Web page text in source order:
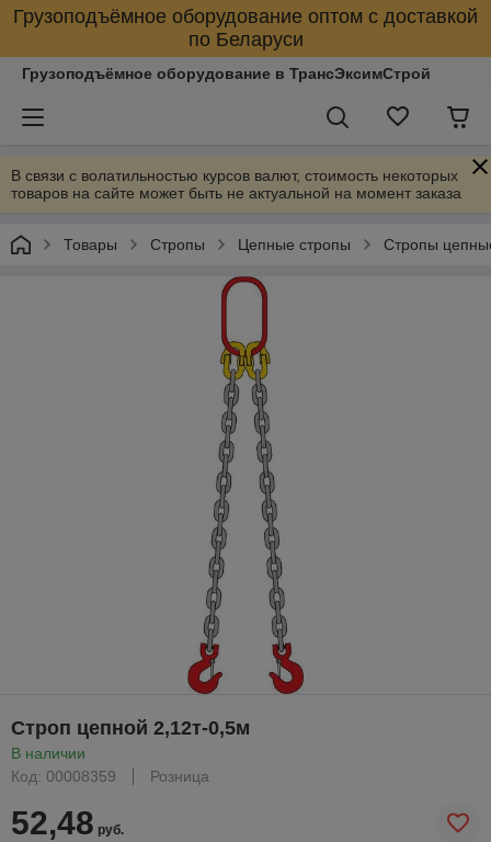
Грузоподъёмное оборудование оптом с доставкой
по Беларуси
Грузоподъёмное оборудование в ТрансЭксимСтрой
В связи с волатильностью курсов валют, стоимость некоторых
товаров на сайте может быть не актуальной на момент заказа
Товары Стропы Цепные стропы Стропы
Строп цепной 2,12т-0,5м
В наличии
Код: 00008359
Розница
52,48 руб.